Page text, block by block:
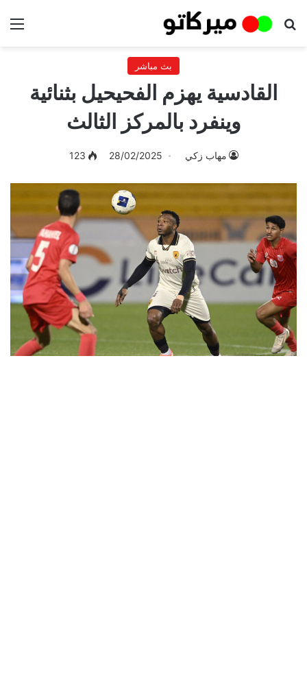
بحث عن
بث مباشر
القادسية يهزم الفحيحيل بثنائية
وينفرد بالمركز الثالث
مهاب زكي 28/02/2025
123